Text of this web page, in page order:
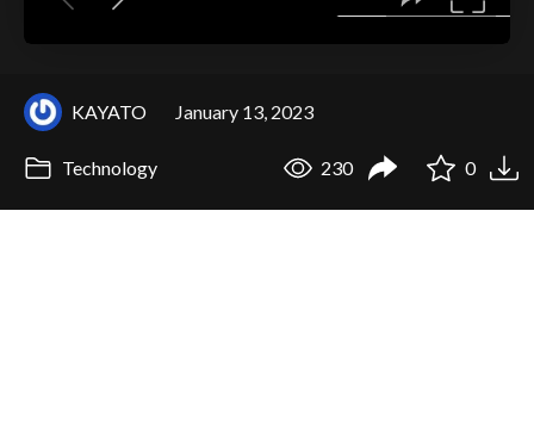
KAYATO January 13, 2023
Technology 230 0